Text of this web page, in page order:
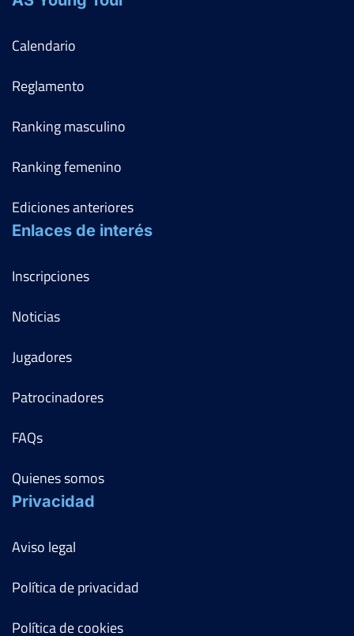
Calendario
Reglamento
Ranking masculino
Ranking femenino
Ediciones anteriores
Enlaces de interés
Inscripciones
Noticias
Jugadores
Patrocinadores
FAQs
Quienes somos
Privacidad
Aviso legal
Política de privacidad
Política de cookies